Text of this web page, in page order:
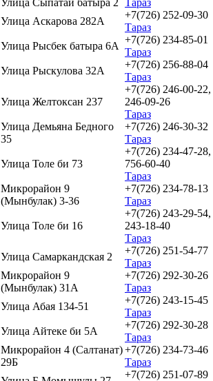
Улица Аскарова 282А
+7(726) 252-09-30
Тараз
Улица Рысбек батыра 6А
+7(726) 234-85-01
Тараз
Улица Рыскулова 32А
+7(726) 256-88-04
Тараз
Улица Желтоксан 237
+7(726) 246-00-
246-09-26
Тараз
Улица Демьяна Бедного
35
+7(726) 246-30-32
Тараз
Улица Толе би 73
+7(726) 234-47-
756-60-40
Тараз
Микрорайон 9
(Мынбулак) 3-36
+7(726) 234-78-13
Тараз
Улица Толе би 16
+7(726) 243-29-
243-18-40
Тараз
Улица Самаркандская 2
+7(726) 251-54-77
Тараз
Микрорайон 9
(Мынбулак) 31А
+7(726) 292-30-26
Тараз
Улица Абая 134-51
+7(726) 243-15-45
Тараз
Улица Айтеке би 5А
+7(726) 292-30-28
Тараз
Микрорайон 4 (Салтанат)
29Б
+7(726) 234-73-46
Тараз
+7(726) 251-07-89